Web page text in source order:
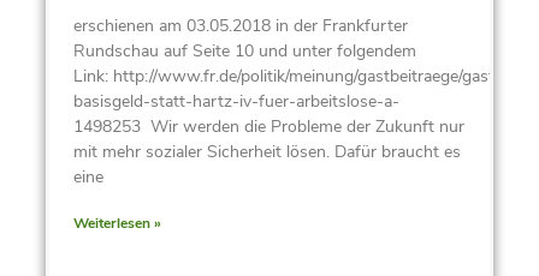
erschienen am 03.05.2018 in der Frankfurter
Rundschau auf Seite 10 und unter folgendem
Link: http://www.fr.de/politik/meinung/gastbeitraege/
basisgeld-statt-hartz-iv-fuer-arbeitslose-a-
1498253 Wir werden die Probleme der Zukunft nur
mit mehr sozialer Sicherheit lösen. Dafür braucht es
eine
Weiterlesen »